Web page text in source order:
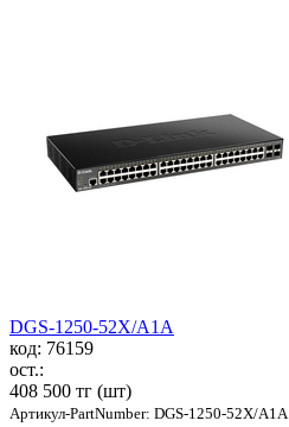
DGS-1250-52X/A1A
код: 76159
ост.:
408 500 тг (шт)
Артикул-PartNumber: DGS-1250-52X/A1A